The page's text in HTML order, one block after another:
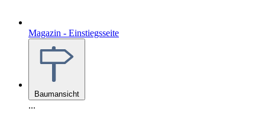
Magazin - Einstiegsseite
Baumansicht
...